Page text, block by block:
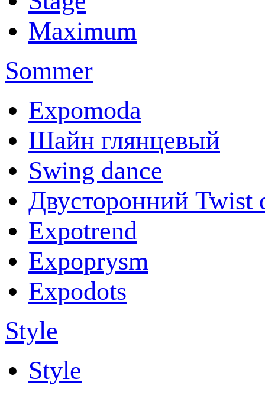
Maximum
Sommer
Expomoda
Шайн глянцевый
Swing dance
Двусторонний Twist
Expotrend
Expoprysm
Expodots
Style
Style